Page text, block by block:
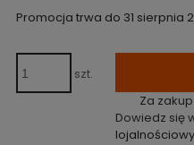
Promocja trwa do 31 sierpnia
szt.
Za
Dowiedz się